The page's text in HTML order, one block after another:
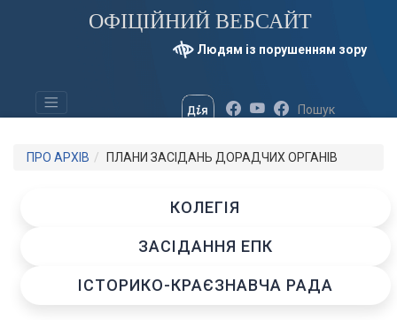
ОФІЦІЙНИЙ ВЕБСАЙТ
Людям із порушенням зору
ПРО АРХІВ ПЛАНИ ЗАСІДАНЬ ДОРАДЧИХ ОРГАНІВ
КОЛЕГІЯ
ЗАСІДАННЯ ЕПК
ІСТОРИКО-КРАЄЗНАВЧА РАДА